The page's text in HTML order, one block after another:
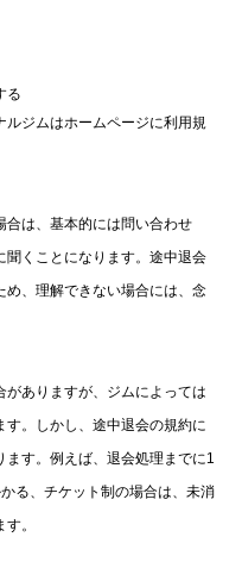
る
ルジムはホームページに利用規
合は、基本的には問い合わせ
聞くことになります。途中退会
め、理解できない場合には、念
ありますが、ジムによっては
。しかし、途中退会の規約に
す。例えば、退会処理までに1
る、チケット制の場合は、未消
。